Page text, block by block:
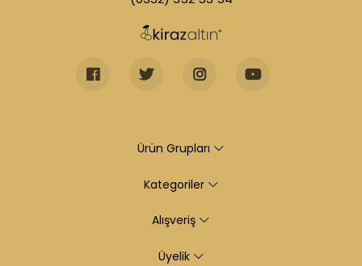
Ürün Grupları
Kategoriler
Alışveriş
Üyelik